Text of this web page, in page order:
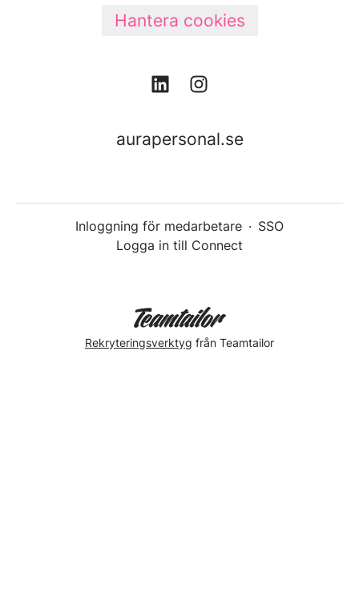
Hantera cookies
aurapersonal.se
Inloggning för medarbetare · SSO
Logga in till Connect
Rekryteringsverktyg från Teamtailor